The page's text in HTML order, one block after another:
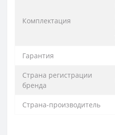
Комплектация
Гарантия
Страна регистрации
бренда
Страна-производитель